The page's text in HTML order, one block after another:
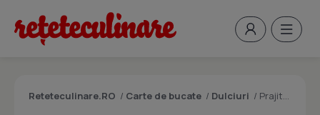
Reteteculinare.RO / Carte de bucate / Dulciuri / Prajiturele cu Lamiie